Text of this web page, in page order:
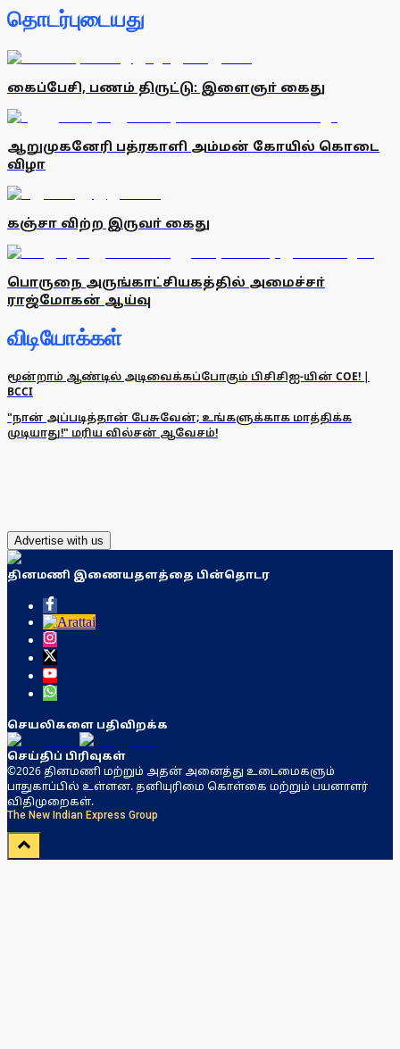
தொடர்புடையது
கைப்பேசி, பணம் திருட்டு: இளைஞா் கைது
ஆறுமுகனேரி பத்ரகாளி அம்மன் கோயில் கொடை
விழா
கஞ்சா விற்ற இருவா் கைது
பொருநை அருங்காட்சியகத்தில் அமைச்சா்
ராஜ்மோகன் ஆய்வு
விடியோக்கள்
மூன்றாம் ஆண்டில் அடிவைக்கப்போகும் பிசிசிஐ-யின் COE! |
BCCI
"நான் அப்படித்தான் பேசுவேன்; உங்களுக்காக மாத்திக்க
முடியாது!" மரிய வில்சன் ஆவேசம்!
Advertise with us
தினமணி இணையதளத்தை பின்தொடர
செயலிகளை பதிவிறக்க
செய்திப் பிரிவுகள்
©2026 தினமணி மற்றும் அதன் அனைத்து உடைமைகளும்
பாதுகாப்பில் உள்ளன. தனியுரிமை கொள்கை மற்றும் பயனாளர்
விதிமுறைகள்.
The New Indian Express Group